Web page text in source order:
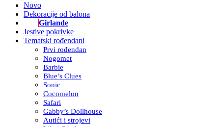
Novo
Dekoracije od balona
Girlande
Jestive pokrivke
Tematski rođendani
Prvi rođendan
Nogomet
Barbie
Blue’s Clues
Sonic
Cocomelon
Safari
Gabby’s Dollhouse
Autići i strojevi